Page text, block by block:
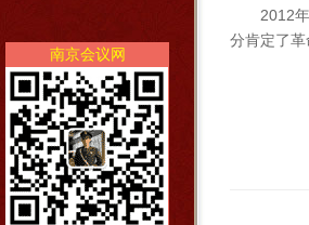
2012
分肯定了
南京会议网